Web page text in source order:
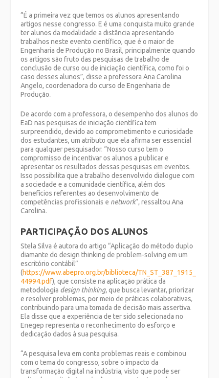
“É a primeira vez que temos os alunos apresentando
artigos nesse congresso. E é uma conquista muito grande
ter alunos da modalidade a distância apresentando
trabalhos neste evento científico, que é o maior de
Engenharia de Produção no Brasil, principalmente quando
os artigos são fruto das pesquisas de trabalho de
conclusão de curso ou de iniciação científica, como foi o
caso desses alunos”, disse a professora Ana Carolina
Angelo, coordenadora do curso de Engenharia de
Produção.
De acordo com a professora, o desempenho dos alunos do
EaD nas pesquisas de iniciação científica tem
surpreendido, devido ao comprometimento e curiosidade
dos estudantes, um atributo que ela afirma ser essencial
para qualquer pesquisador. “Nosso curso tem o
compromisso de incentivar os alunos a publicar e
apresentar os resultados dessas pesquisas em eventos.
Isso possibilita que a trabalho desenvolvido dialogue com
a sociedade e a comunidade científica, além dos
benefícios referentes ao desenvolvimento de
competências profissionais e network”, ressaltou Ana
Carolina.
PARTICIPAÇÃO DOS ALUNOS
Stela Silva é autora do artigo “Aplicação do método duplo
diamante do design thinking de problem-solving em um
escritório contábil”
(https://www.abepro.org.br/biblioteca/TN_ST_387_1915_
44994.pdf), que consiste na aplicação prática da
metodologia design thinking, que busca levantar, priorizar
e resolver problemas, por meio de práticas colaborativas,
contribuindo para uma tomada de decisão mais assertiva.
Ela disse que a experiência de ter sido selecionada no
Enegep representa o reconhecimento do esforço e
dedicação dados à sua pesquisa.
“A pesquisa leva em conta problemas reais e combinou
com o tema do congresso, sobre o impacto da
transformação digital na indústria, visto que pode ser